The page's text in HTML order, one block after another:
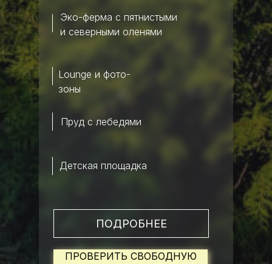
Эко-ферма с пятнистыми
и северными оленями
Пруд с лебедями
Детская площадка
ПРОВЕРИТЬ СВОБОДНУЮ
Lounge и фото-
зоны
ПОДРОБНЕЕ